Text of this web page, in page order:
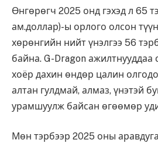
Өнгөрөгч 2025 онд гэхэд л 65
ам.доллар)-ы орлого олсон
хөрөнгийн нийт үнэлгээ 56
байна. G-Dragon ажилтнууддаа
хоёр дахин өндөр цалин
алтан гулдмай, алмаз, үнэтэй
урамшуулж байсан өгөөмөр
Мөн тэрбээр 2025 оны